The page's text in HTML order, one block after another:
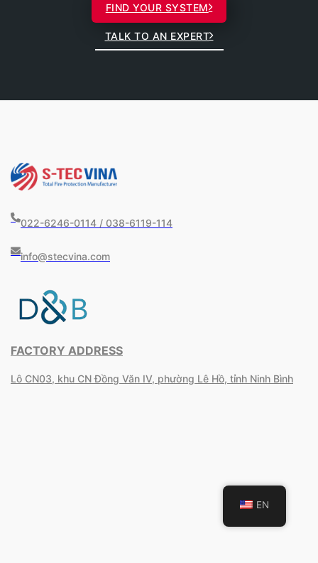
FIND YOUR SYSTEM
TALK TO AN EXPERT
022-6246-0114 / 038-6119-114
info@stecvina.com
FACTORY ADDRESS
Lô CN03, khu CN Đồng Văn IV, phường Lê Hồ, tỉnh Ninh Bình
EN